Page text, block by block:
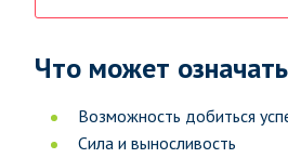
Что может означать
Возможность добиться
Сила и выносливость